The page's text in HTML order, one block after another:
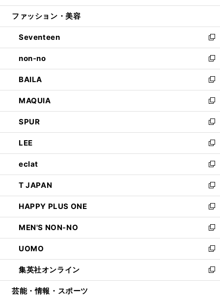
開
ウ
開
く
ン
ウ
で
開
く
ウ
ン
ド
ウ
で
開
く
ファッション・美容
Seventeen
新
し
い
ウ
ィ
ン
ド
ウ
で
開
く
non-no
新
し
い
ウ
ィ
ン
ド
ウ
で
開
く
BAILA
新
し
い
ウ
ィ
ン
ド
ウ
で
開
く
MAQUIA
新
し
い
ウ
ィ
ン
ド
ウ
で
開
く
SPUR
新
し
い
ウ
ィ
ン
ド
ウ
で
開
く
LEE
新
し
い
ウ
ィ
ン
ド
ウ
で
開
く
eclat
新
し
い
ウ
ィ
ン
ド
ウ
で
開
く
T JAPAN
新
し
い
ウ
ィ
ン
ド
ウ
で
開
HAPPY PLUS ONE
新
し
い
ウ
ィ
ン
ド
ウ
MEN'S NON-NO
新
し
い
ウ
ィ
ン
UOMO
新
し
い
ウ
集英社オンライン
新
し
芸能・情報・スポーツ